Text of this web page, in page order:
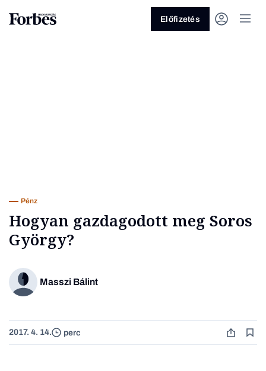
Előfizetés
Pénz
Hogyan gazdagodott meg Soros
György?
Masszi Bálint
2017. 4. 14. perc